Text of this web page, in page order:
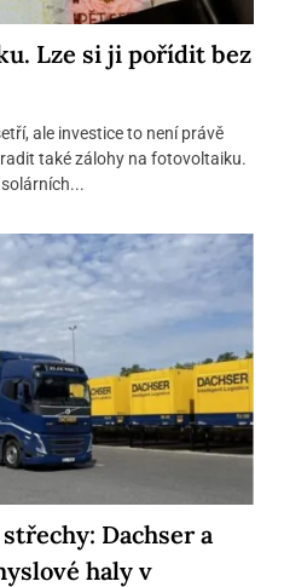
Lze si ji pořídit bez
ale investice to není právě
také zálohy na fotovoltaiku.
Dachser a
haly v